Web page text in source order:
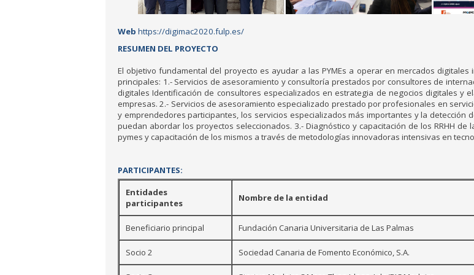
Web https://digimac2020.fulp.es/
RESUMEN DEL PROYECTO
El objetivo fundamental del proyecto es ayudar a las PYMEs a operar en mercados
principales: 1.- Servicios de asesoramiento y consultoría prestados por consultores de
digitales Identificación de consultores especializados en estrategia de negocios digitales y
empresas. 2.- Servicios de asesoramiento especializado prestado por profesionales en
y emprendedores participantes, los servicios especializados más importantes y la detección
puedan abordar los proyectos seleccionados. 3.- Diagnóstico y capacitación de los RRHH de
pymes y capacitación de los mismos a través de metodologías innovadoras intensivas en
PARTICIPANTES:
Entidades
participantes
Nombre de la entidad
Beneficiario principal Fundación Canaria Universitaria de Las Palmas
Socio 2 Sociedad Canaria de Fomento Económico, S.A.